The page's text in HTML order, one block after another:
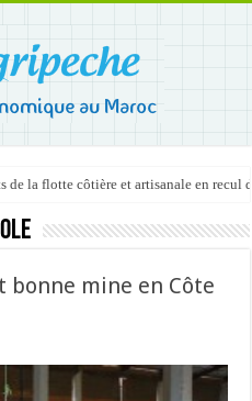
de la flotte côtière et artisanale en recul
bonne mine en Côte